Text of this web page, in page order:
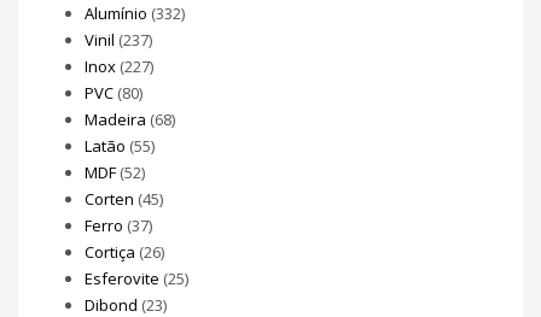
Alumínio (332)
Vinil (237)
Inox (227)
PVC (80)
Madeira (68)
Latão (55)
MDF (52)
Corten (45)
Ferro (37)
Cortiça (26)
Esferovite (25)
Dibond (23)